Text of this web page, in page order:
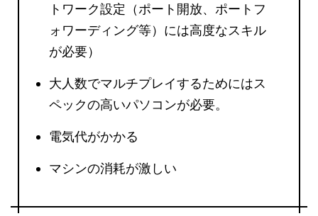
トワーク設定（ポート開放、ポートフ
ォワーディング等）には高度なスキル
が必要）
大人数でマルチプレイするためにはス
ペックの高いパソコンが必要。
電気代がかかる
マシンの消耗が激しい